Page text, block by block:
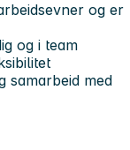
og er
og i team
samarbeid med